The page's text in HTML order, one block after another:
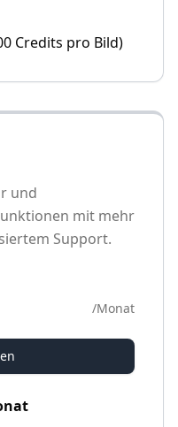
Credits pro Bild)
und
mit mehr
Support.
/Monat